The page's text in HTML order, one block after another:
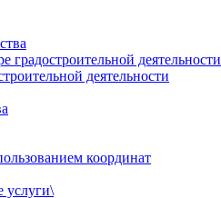
деятельности
деятельности
координат
услуги\